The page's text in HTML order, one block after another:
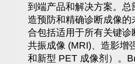
到端产品和解决方案。
造预防和精确诊断成像
合包括适用于所有关键
共振成像 (MRI)、造影增
和新型 PET 成像剂）。